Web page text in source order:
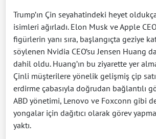
Trump’ın Çin seyahatindeki heyet
isimleri ağırladı. Elon Musk ve Apple
figürlerin yanı sıra, başlangıçta geziye
söylenen Nvidia CEO’su Jensen Huang
dahil oldu. Huang’ın bu ziyarette yer
Çinli müşterilere yönelik gelişmiş çip
erdirme çabasıyla doğrudan bağlantılı
ABD yönetimi, Lenovo ve Foxconn gibi
yongalar için dağıtıcı olarak görev
yaktı.